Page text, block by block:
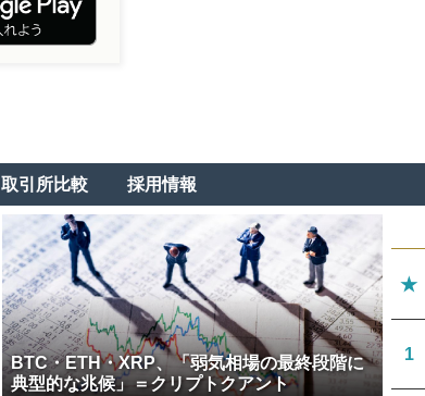
取引所比較 採用情報
BTC・ETH・XRP、「弱気相場の最終段階に
典型的な兆候」＝クリプトクアント
★
1